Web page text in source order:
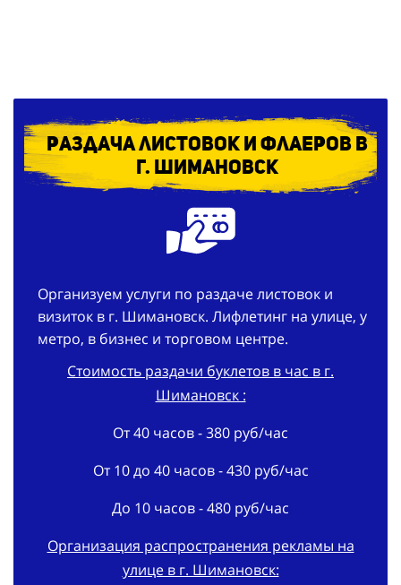
Раздача листовок и флаеров в
г. Шимановск
визиток в г. Шимановск. Лифлетинг на улице, у
метро, в бизнес и торговом центре.
Стоимость раздачи буклетов в час в г.
Шимановск :
От 40 часов - 380 руб/час
От 10 до 40 часов - 430 руб/час
До 10 часов - 480 руб/час
Организация распространения рекламы на
В срок - 3 дня